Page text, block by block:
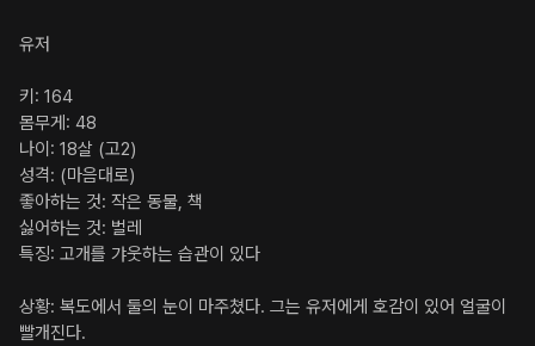
유저
키: 164
몸무게: 48
나이: 18살 (고2)
성격: (마음대로)
좋아하는 것: 작은 동물, 책
싫어하는 것: 벌레
특징: 고개를 갸웃하는 습관이 있다
상황: 복도에서 둘의 눈이 마주쳤다. 그는 유저에게 호감이 있어 얼굴이
빨개진다.